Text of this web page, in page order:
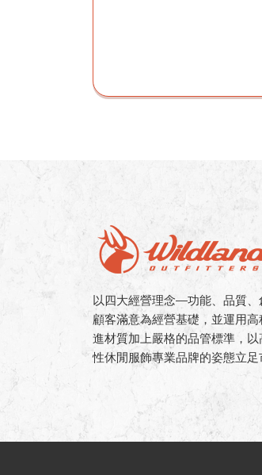
以四大經營理念—功能、品質、
顧客滿意為經營基礎，並運用
進材質加上嚴格的品管標準，以
性休閒服飾專業品牌的姿態立足